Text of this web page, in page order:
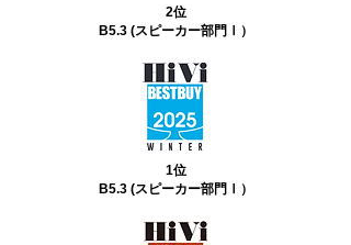
2位
B5.3 (スピーカー部門Ⅰ）
1位
B5.3 (スピーカー部門Ⅰ）